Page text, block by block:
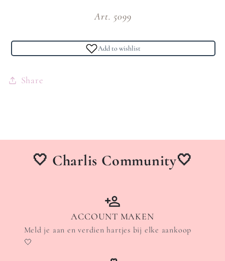
Art. 5099
Add to wishlist
Share
🤍 Charlis Community🤍
ACCOUNT MAKEN
Meld je aan en verdien hartjes bij elke aankoop
🤍